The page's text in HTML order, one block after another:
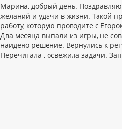
о
щ
е
н
и
е
Марина, добрый день.
желаний и удачи в жизни. Такой
работу, которую проводите с
Два месяца выпали из игры, не
найдено решение. Вернулись к
Перечитала , освежила задачи.